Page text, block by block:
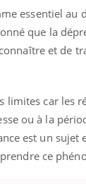
essentiel au
que la
et de
limites car les
ou à la
est un sujet
ce